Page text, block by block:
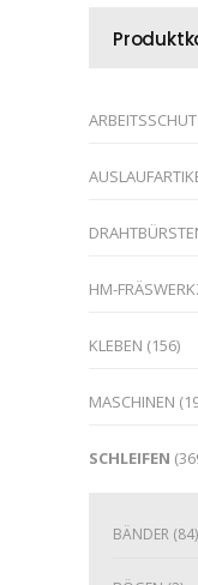
HM-
KLEBEN (156)
MASCHINEN
SCHLEIFEN
BÄNDER (84)